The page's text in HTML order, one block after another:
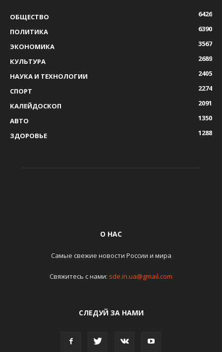
ОБЩЕСТВО
6426
ПОЛИТИКА
6390
ЭКОНОМИКА
3567
КУЛЬТУРА
2689
НАУКА И ТЕХНОЛОГИИ
2405
СПОРТ
2274
КАЛЕЙДОСКОП
2091
АВТО
1350
ЗДОРОВЬЕ
1288
О НАС
Самые свежие новости России и мира
Свяжитесь с нами: sde.in.ua@gmail.com
СЛЕДУЙ ЗА НАМИ